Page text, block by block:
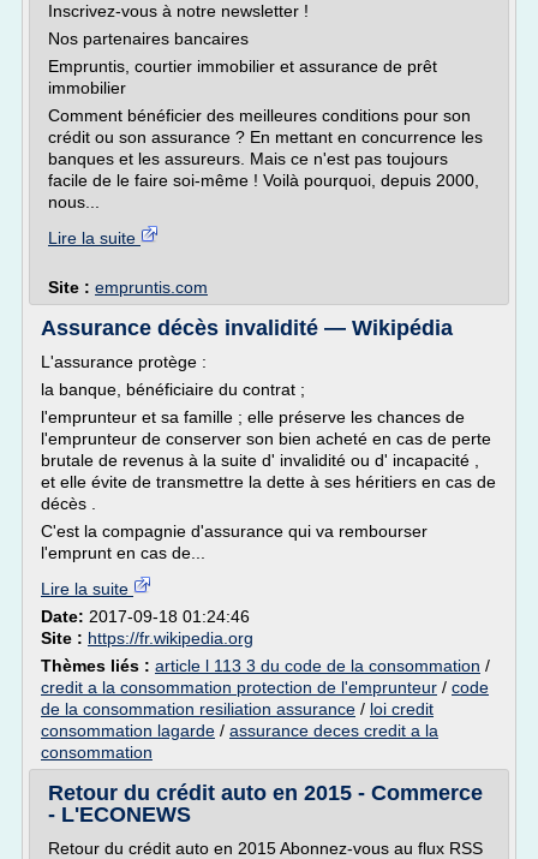
Inscrivez-vous à notre newsletter !
Nos partenaires bancaires
Empruntis, courtier immobilier et assurance de prêt
immobilier
Comment bénéficier des meilleures conditions pour son
crédit ou son assurance ? En mettant en concurrence les
banques et les assureurs. Mais ce n'est pas toujours
facile de le faire soi-même ! Voilà pourquoi, depuis 2000,
nous...
Lire la suite
Site : empruntis.com
Assurance décès invalidité — Wikipédia
L'assurance protège :
la banque, bénéficiaire du contrat ;
l'emprunteur et sa famille ; elle préserve les chances de
l'emprunteur de conserver son bien acheté en cas de perte
brutale de revenus à la suite d' invalidité ou d' incapacité ,
et elle évite de transmettre la dette à ses héritiers en cas de
décès .
C'est la compagnie d'assurance qui va rembourser
l'emprunt en cas de...
Lire la suite
Date: 2017-09-18 01:24:46
Site : https://fr.wikipedia.org
Thèmes liés : article l 113 3 du code de la consommation /
credit a la consommation protection de l'emprunteur / code
de la consommation resiliation assurance / loi credit
consommation lagarde / assurance deces credit a la
consommation
Retour du crédit auto en 2015 - Commerce
- L'ECONEWS
Retour du crédit auto en 2015 Abonnez-vous au flux RSS